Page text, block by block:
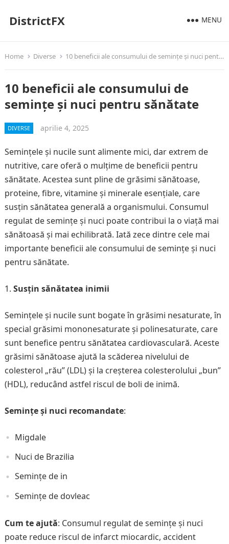
DistrictFX MENU
Home Diverse 10 beneficii ale consumului de semințe și nuci pentru sănătate
10 beneficii ale consumului de
semințe și nuci pentru sănătate
DIVERSE aprilie 4, 2025
Semințele și nucile sunt alimente mici, dar extrem de
nutritive, care oferă o mulțime de beneficii pentru
sănătate. Acestea sunt pline de grăsimi sănătoase,
proteine, fibre, vitamine și minerale esențiale, care
susțin sănătatea generală a organismului. Consumul
regulat de semințe și nuci poate contribui la o viață mai
sănătoasă și mai echilibrată. Iată zece dintre cele mai
importante beneficii ale consumului de semințe și nuci
pentru sănătate.
Susțin sănătatea inimii
Semințele și nucile sunt bogate în grăsimi nesaturate, în
special grăsimi mononesaturate și polinesaturate, care
sunt benefice pentru sănătatea cardiovasculară. Aceste
grăsimi sănătoase ajută la scăderea nivelului de
colesterol „rău” (LDL) și la creșterea colesterolului „bun”
(HDL), reducând astfel riscul de boli de inimă.
Semințe și nuci recomandate:
Migdale
Nuci de Brazilia
Semințe de in
Semințe de dovleac
Cum te ajută: Consumul regulat de semințe și nuci
poate reduce riscul de infarct miocardic, accident